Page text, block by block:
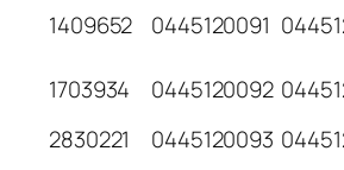
1409652 0445120091
1703934 0445120092
2830221
0445120093